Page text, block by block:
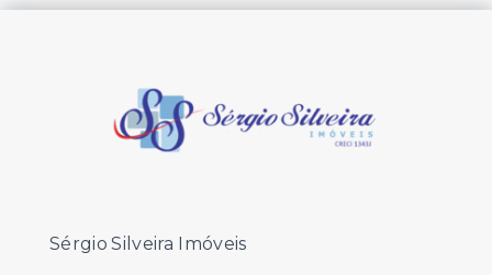
Sérgio Silveira Imóveis